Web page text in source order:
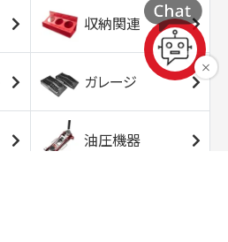
収納関連
ガレージ
油圧機器